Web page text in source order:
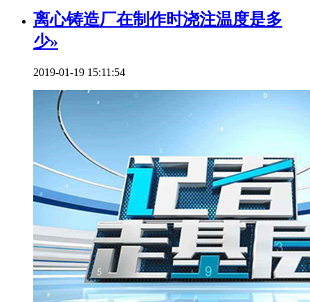
离心铸造厂在制作时浇注温度是多
少»
2019-01-19 15:11:54